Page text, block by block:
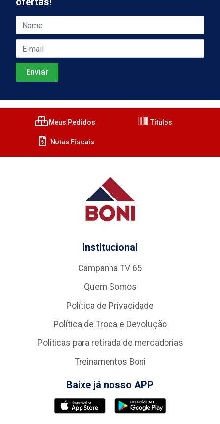
Meus Pedidos Títulos
Notas Fiscais
Institucional
Campanha TV 65
Quem Somos
Política de Privacidade
Política de Troca e Devolução
Politicas para retirada de mercadorias
Treinamentos Boni
Baixe já nosso APP